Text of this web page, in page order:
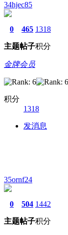
34hjec85
0
主题
465
帖子
1318
积分
金牌会员
积分
1318
发消息
35ornf24
0
主题
504
帖子
1442
积分